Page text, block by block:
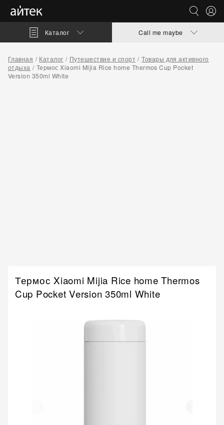
Call me maybe
Главная Каталог Путешествие и спорт
Товары для активного
отдыха
Термос Xiaomi Mijia Rice home Thermos Cup Pocket
Version 350ml White
Каталог
Термос Xiaomi Mijia Rice home Thermos
Cup Pocket Version 350ml White